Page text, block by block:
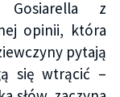
Gosiarella z
opinii, która
pytają
się wtrącić –